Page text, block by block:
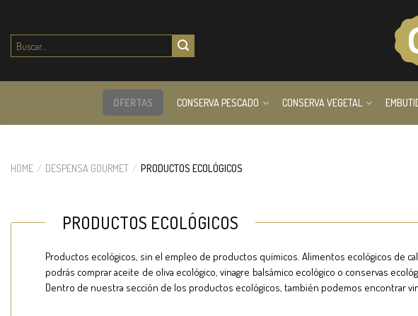
Buscar
por:
OFERTAS CONSERVA PESCADO CONSERVA VEGETAL
HOME / DESPENSA GOURMET / PRODUCTOS ECOLÓGICOS
PRODUCTOS ECOLÓGICOS
Productos ecológicos, sin el empleo de productos químicos. Alimentos ecológicos de
podrás comprar aceite de oliva ecológico, vinagre balsámico ecológico o conservas
Dentro de nuestra sección de los productos ecológicos, también podemos encontrar